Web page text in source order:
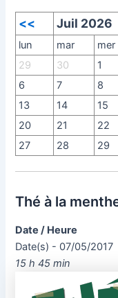
<< Juil 2026
lun mar mer
29
30 1
6
7 8
13
14 15
20
21 22
27
28 29
Thé à la
Date / Heure
Date(s) - 07/05/2017
15 h 45 min